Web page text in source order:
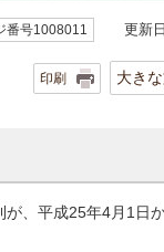
番号1008011 更新日
印刷 大き
、平成25年4月1日